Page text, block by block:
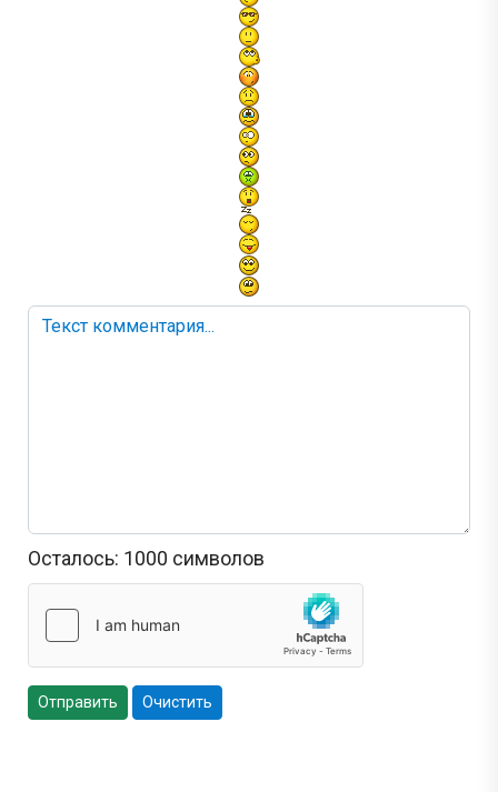
Осталось: 1000 символов
Отправить Очистить